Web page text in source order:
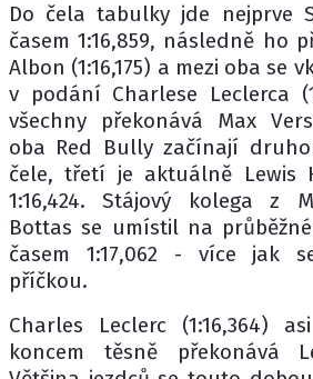
Do čela tabulky jde nejprve
časem 1:16,859, následně ho
Albon (1:16,175) a mezi oba se
v podání Charlese Leclerca
všechny překonává Max
oba Red Bully začínají
čele, třetí je aktuálně Lewis
1:16,424. Stájový kolega z
Bottas se umístil na
časem 1:17,062 - více jak
příčkou.
Charles Leclerc (1:16,364)
koncem těsně překonává